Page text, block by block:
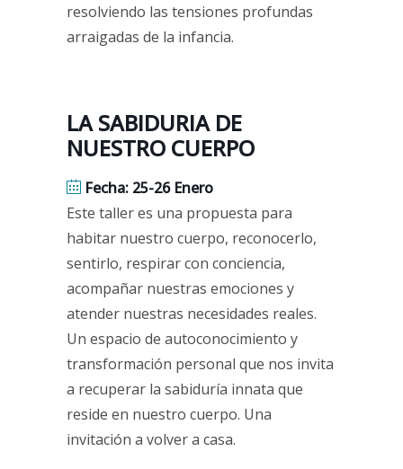
resolviendo las tensiones profundas
arraigadas de la infancia.
LA SABIDURIA DE
NUESTRO CUERPO
Fecha: 25-26 Enero
Este taller es una propuesta para
habitar nuestro cuerpo, reconocerlo,
sentirlo, respirar con conciencia,
acompañar nuestras emociones y
atender nuestras necesidades reales.
Un espacio de autoconocimiento y
transformación personal que nos invita
a recuperar la sabiduría innata que
reside en nuestro cuerpo. Una
invitación a volver a casa.